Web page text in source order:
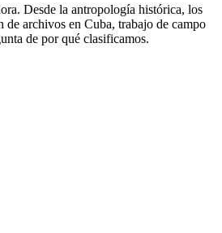
Desde la antropología histórica, los
de archivos en Cuba, trabajo de campo
de por qué clasificamos.